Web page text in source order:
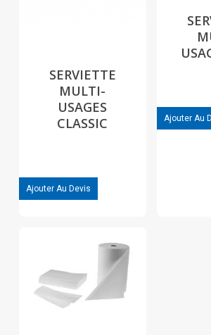
SERVIETTE
MULTI-
USAGES
CLASSIC
Ajouter Au Devis
Ajouter Au